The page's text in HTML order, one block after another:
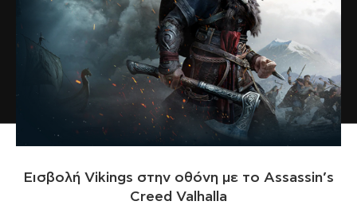
Εισβολή Vikings στην οθόνη με το Assassin’s
Creed Valhalla